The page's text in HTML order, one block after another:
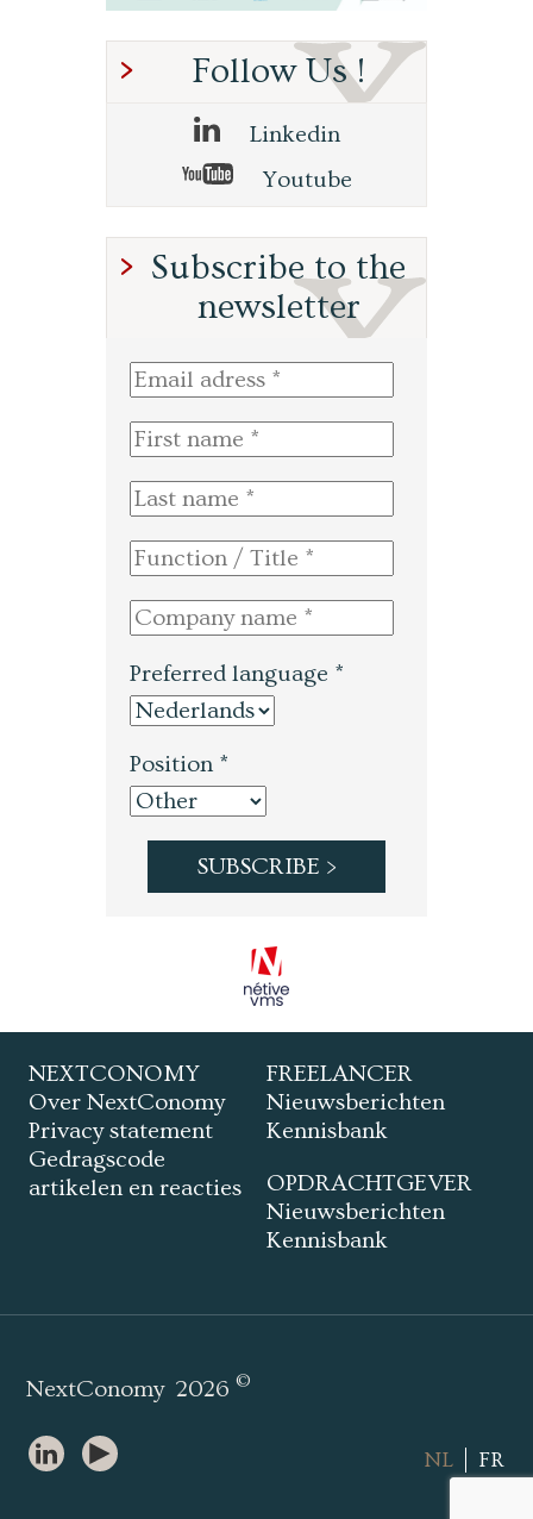
Follow Us !
Linkedin
Youtube
Subscribe to the
newsletter
Preferred language *
Position *
NEXTCONOMY
Over NextConomy
Privacy statement
Gedragscode
artikelen en reacties
FREELANCER
Nieuwsberichten
Kennisbank
OPDRACHTGEVER
Nieuwsberichten
Kennisbank
NextConomy 2026©
NL FR